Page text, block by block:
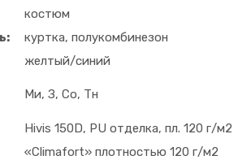
костюм
куртка, полукомбинезон
желтый/синий
Ми, З, Со, Тн
Hivis 150D, PU отделка, пл. 120 г/м2
«Climafort» плотностью 120 г/м2